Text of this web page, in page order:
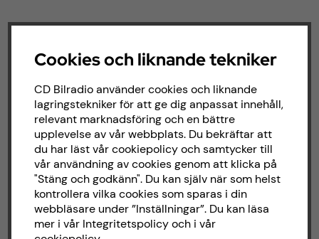
Följ oss
Instagram
Om CD bilradio
CD Bilradio har sedan starten 1987 arbetat
med försäljning och installation av ljud till
både bilar och båtar. Hos oss hittar du ett
brett sortiment av billjud till alla typer av
Cookies och liknande tekniker
CD Bilradio använder cookies och liknande
lagringstekniker för att ge dig anpassat innehåll,
relevant marknadsföring och en bättre
upplevelse av vår webbplats. Du bekräftar att
du har läst vår cookiepolicy och samtycker till
vår användning av cookies genom att klicka på
"Stäng och godkänn". Du kan själv när som helst
kontrollera vilka cookies som sparas i din
webbläsare under ”Inställningar”. Du kan läsa
mer i vår Integritetspolicyoch i vår